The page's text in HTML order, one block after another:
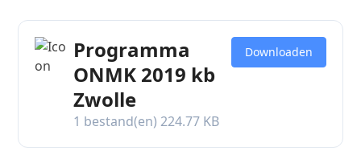
Programma
ONMK 2019 kb
Zwolle
1 bestand(en)224.77 KB
Downloaden